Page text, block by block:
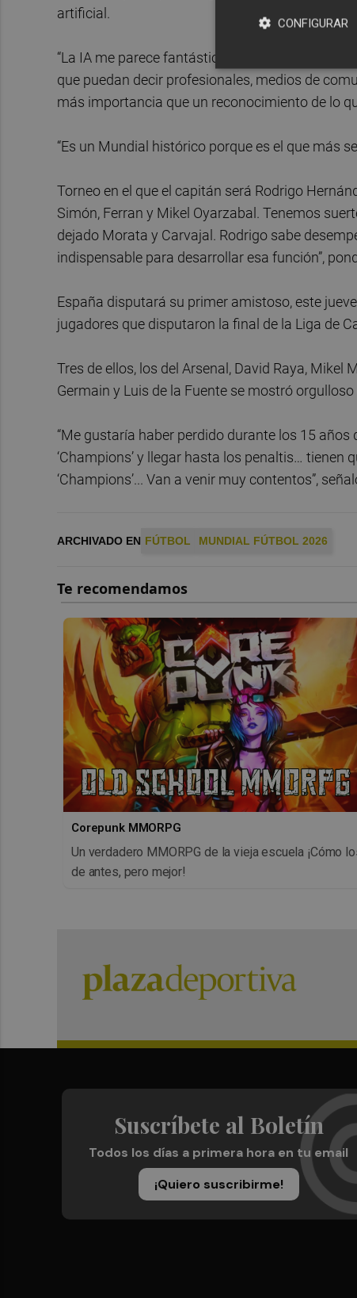
artificial.
“La IA me parece fantástica, es el futuro… la
que puedan decir profesionales, medios de
más importancia que un reconocimiento de lo
“Es un Mundial histórico porque es el que más
Torneo en el que el capitán será Rodrigo
Simón, Ferran y Mikel Oyarzabal. Tenemos
dejado Morata y Carvajal. Rodrigo sabe
indispensable para desarrollar esa función”,
España disputará su primer amistoso, este
jugadores que disputaron la final de la Liga de
Tres de ellos, los del Arsenal, David Raya,
Germain y Luis de la Fuente se mostró orgulloso
“Me gustaría haber perdido durante los 15 años
‘Champions’ y llegar hasta los penaltis…
‘Champions’... Van a venir muy contentos”,
ARCHIVADO EN FÚTBOL MUNDIAL FÚTBOL 2026
Corepunk MMORPG
Un verdadero MMORPG de la vieja escuela ¡Cómo
de antes, pero mejor!
Suscríbete al Boletín
Todos los días a primera hora en tu email
¡Quiero suscribirme!
CONFIGURAR